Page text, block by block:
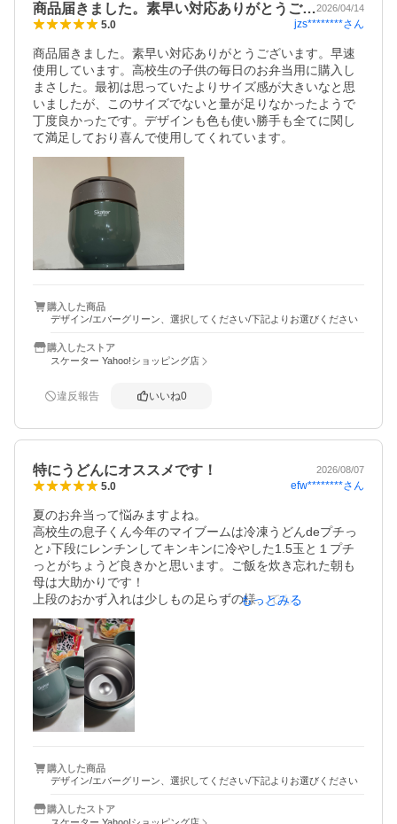
商品届きました。素早い対応ありがとうご…2026/04/14
5.0 jzs********さん
商品届きました。素早い対応ありがとうございます。早速
使用しています。高校生の子供の毎日のお弁当用に購入し
まさした。最初は思っていたよりサイズ感が大きいなと思
いましたが、このサイズでないと量が足りなかったようで
丁度良かったです。デザインも色も使い勝手も全てに関し
て満足しており喜んで使用してくれています。
購入した商品
デザイン/エバーグリーン、選択してください/下記よりお選びください
購入したストア
スケーター Yahoo!ショッピング店
違反報告 いいね0
特にうどんにオススメです！ 2026/08/07
5.0 efw********さん
夏のお弁当って悩みますよね。
高校生の息子くん今年のマイブームは冷凍うどんdeプチっ
と♪下段にレンチンしてキンキンに冷やした1.5玉と１プチ
っとがちょうど良きかと思います。ご飯を炊き忘れた朝も
母は大助かりです！
上段のおかず入れは少しもの足らずの様…でもどんぶり型
で食べやすいとお気に入りになりました～
もっとみる
購入した商品
デザイン/エバーグリーン、選択してください/下記よりお選びください
購入したストア